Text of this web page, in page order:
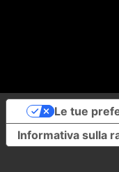
Informativa sulla
Le tue